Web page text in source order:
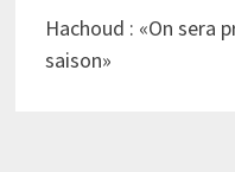
Hachoud : «On sera
saison»